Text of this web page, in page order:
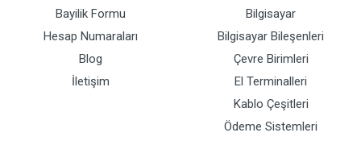
Bayilik Formu
Hesap Numaraları
Blog
İletişim
Bilgisayar
Bilgisayar Bileşenleri
Çevre Birimleri
El Terminalleri
Kablo Çeşitleri
Ödeme Sistemleri